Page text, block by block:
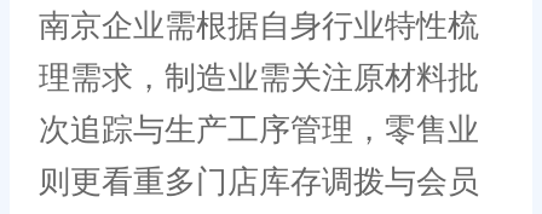
南京企业需根据自身行业特性梳
理需求，制造业需关注原材料批
次追踪与生产工序管理，零售业
则更看重多门店库存调拨与会员